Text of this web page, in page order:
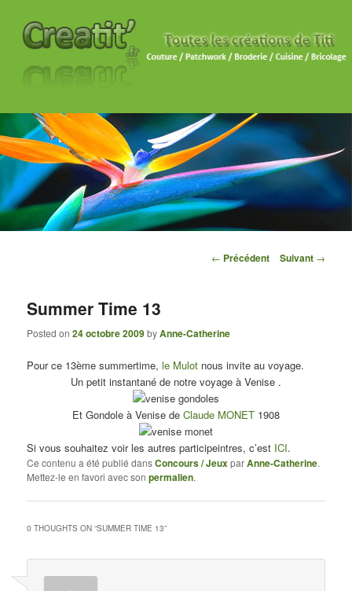
Navigation des articles
← Précédent Suivant →
Summer Time 13
Posted on24 octobre 2009byAnne-Catherine
Pour ce 13ème summertime,le Mulot nous invite au voyage.
Un petit instantané de notre voyage à Venise .
Et Gondole à Venise de Claude MONET 1908
Si vous souhaitez voir les autres participeintres, c’est ICI.
Ce contenu a été publié dansConcours / JeuxparAnne-Catherine.
Mettez-le en favori avec sonpermalien.
0 THOUGHTS ON “SUMMER TIME 13”